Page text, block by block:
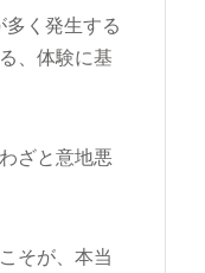
く発生する
、体験に基
ざと意地悪
そが、本当